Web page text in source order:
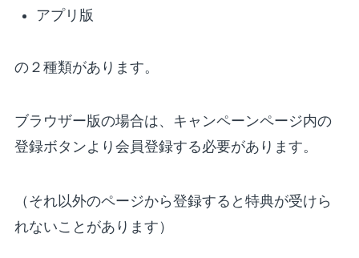
アプリ版
の２種類があります。
ブラウザー版の場合は、 キャンペーンページ内の
登録ボタンより会員登録する必要があります。
（ それ以外のページから登録すると特典が受けら
れないことがあります ）